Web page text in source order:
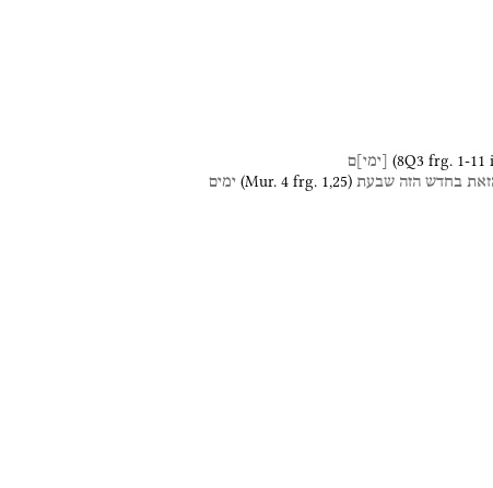
(8Q3 frg. 1-11 i ימי ם
בחדש הזה שבעת (Mur. 4 frg. 1,25) ימים